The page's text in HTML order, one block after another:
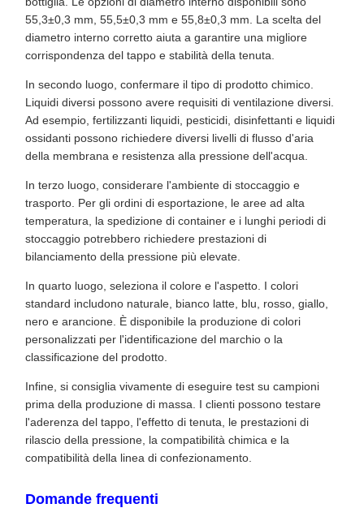
55,3±0,3 mm, 55,5±0,3 mm e 55,8±0,3 mm. La scelta del
diametro interno corretto aiuta a garantire una migliore
corrispondenza del tappo e stabilità della tenuta.
In secondo luogo, confermare il tipo di prodotto chimico.
Liquidi diversi possono avere requisiti di ventilazione diversi.
Ad esempio, fertilizzanti liquidi, pesticidi, disinfettanti e liquidi
ossidanti possono richiedere diversi livelli di flusso d'aria
della membrana e resistenza alla pressione dell'acqua.
In terzo luogo, considerare l'ambiente di stoccaggio e
trasporto. Per gli ordini di esportazione, le aree ad alta
temperatura, la spedizione di container e i lunghi periodi di
stoccaggio potrebbero richiedere prestazioni di
bilanciamento della pressione più elevate.
In quarto luogo, seleziona il colore e l'aspetto. I colori
standard includono naturale, bianco latte, blu, rosso, giallo,
nero e arancione. È disponibile la produzione di colori
personalizzati per l'identificazione del marchio o la
classificazione del prodotto.
Infine, si consiglia vivamente di eseguire test su campioni
prima della produzione di massa. I clienti possono testare
l'aderenza del tappo, l'effetto di tenuta, le prestazioni di
rilascio della pressione, la compatibilità chimica e la
compatibilità della linea di confezionamento.
Domande frequenti